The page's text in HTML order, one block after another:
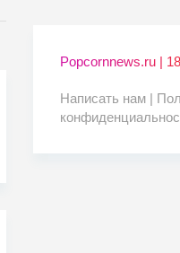
Popcornnews.ru |
Написать нам |